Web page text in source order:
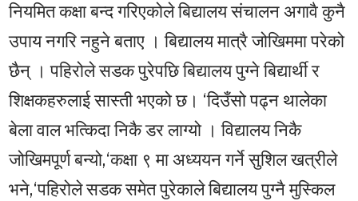
नियमित कक्षा बन्द गरिएकोले बिद्यालय संचालन अगावै कुनै
उपाय नगरि नहुने बताए । बिद्यालय मात्रै जोखिममा परेको
छैन् । पहिरोले सडक पुरेपछि बिद्यालय पुग्ने बिद्यार्थी र
शिक्षकहरुलाई सास्ती भएको छ। ‘दिउँसो पढ्न थालेका
बेला वाल भत्किदा निकै डर लाग्यो । विद्यालय निकै
जोखिमपूर्ण बन्यो,‘कक्षा ९ मा अध्ययन गर्ने सुशिल खत्रीले
भने,‘पहिरोले सडक समेत पुरेकाले बिद्यालय पुग्नै मुस्किल